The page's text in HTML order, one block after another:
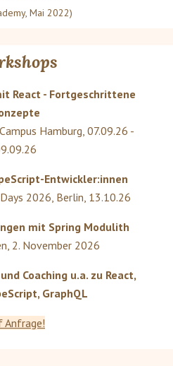
Mai 2022)
React - Fortgeschrittene
Hamburg 07.09.26 -
Entwickler:innen
2026 Berlin 13.10.26
mit Spring Modulith
2. November 2026
Coaching u.a. zu React,
GraphQL
Anfrage!